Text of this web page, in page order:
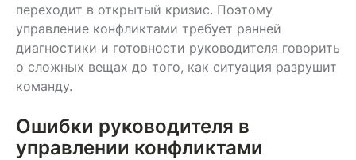
переходит в открытый кризис. Поэтому
управление конфликтами требует ранней
диагностики и готовности руководителя говорить
о сложных вещах до того, как ситуация разрушит
команду.
Ошибки руководителя в
управлении конфликтами